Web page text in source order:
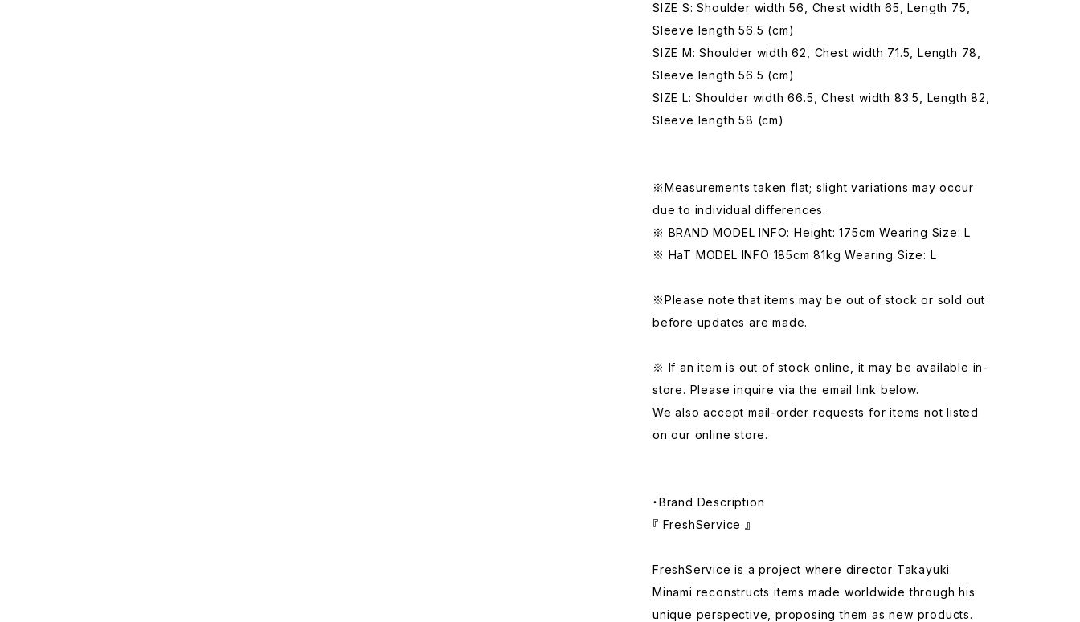
SIZE S: Shoulder width 56, Chest width 65, Length 75,
Sleeve length 56.5 (cm)
SIZE M: Shoulder width 62, Chest width 71.5, Length 78,
Sleeve length 56.5 (cm)
SIZE L: Shoulder width 66.5, Chest width 83.5, Length 82,
Sleeve length 58 (cm)
※Measurements taken flat; slight variations may occur
due to individual differences.
※ BRAND MODEL INFO: Height: 175cm Wearing Size: L
※ HaT MODEL INFO 185cm 81kg Wearing Size: L
※Please note that items may be out of stock or sold out
before updates are made.
※ If an item is out of stock online, it may be available in-
store. Please inquire via the email link below.
We also accept mail-order requests for items not listed
on our online store.
・Brand Description
『 FreshService 』
FreshService is a project where director Takayuki
Minami reconstructs items made worldwide through his
unique perspective, proposing them as new products.